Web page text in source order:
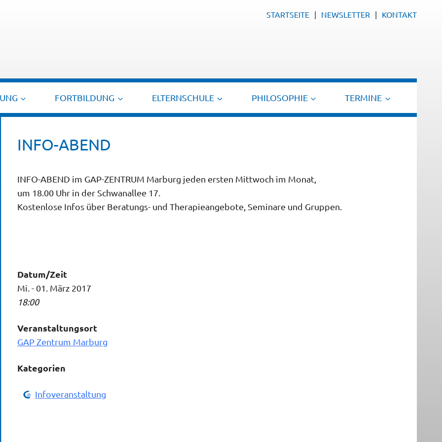
STARTSEITE NEWSLETTER KONTAKT
FORTBILDUNG ELTERNSCHULE PHILOSOPHIE TERMINE
INFO-ABEND
INFO-ABEND im GAP-ZENTRUM Marburg jeden ersten Mittwoch im Monat,
um 18.00 Uhr in der Schwanallee 17.
Kostenlose Infos über Beratungs- und Therapieangebote, Seminare und Gruppen.
Datum/Zeit
Mi. - 01. März 2017
18:00
Veranstaltungsort
GAP Zentrum Marburg
Kategorien
Infoveranstaltung